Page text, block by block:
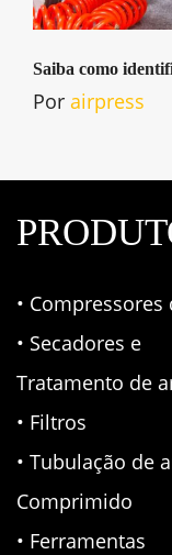
Saiba como
Por airpress
• Compressores
• Secadores e
Tratamento de
• Filtros
• Tubulação de
Comprimido
• Ferramentas